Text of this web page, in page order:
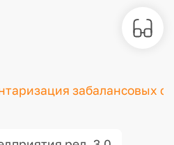
забалансовых